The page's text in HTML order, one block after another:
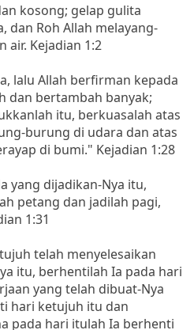
kosong; gelap gulita
dan Roh Allah melayang-
air. Kejadian 1:2
lalu Allah berfirman kepada
dan bertambah banyak;
itu, berkuasalah atas
burung di udara dan atas
di bumi." Kejadian 1:28
yang dijadikan-Nya itu,
petang dan jadilah pagi,
1:31
telah menyelesaikan
itu, berhentilah Ia pada hari
yang telah dibuat-Nya
hari ketujuh itu dan
pada hari itulah Ia berhenti